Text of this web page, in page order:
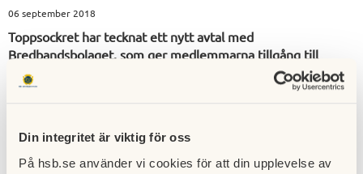
Din integritet är viktig för oss
På hsb.se använder vi cookies för att din upplevelse av
06 september 2018
Toppsockret har tecknat ett nytt avtal med
Bredbandsbolaget, som ger medlemmarna tillgång till
höghastighetsnät med upp till 250 Mbit/s i båda
riktningarna, med tillgång upp till 1000 Mbit/s.